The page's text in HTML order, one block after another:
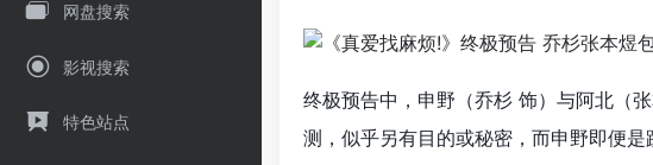
网盘搜索
影视搜索
特色站点
终极预告中，申野（乔杉 饰）与阿北（
测，似乎另有目的或秘密，而申野即便是